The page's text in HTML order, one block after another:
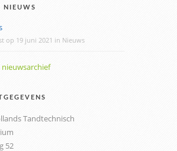
NIEUWS
op 19 juni 2021 in Nieuws
nieuwsarchief
Tandtechnisch
52